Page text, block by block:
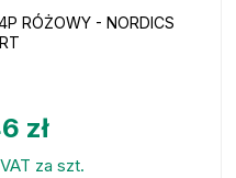
RÓŻOWY - NORDICS
zł
za szt.